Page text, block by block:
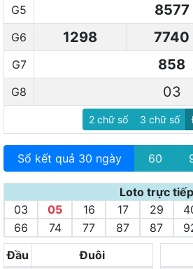
G5 8577
G6 1298 7740
G7 858
G8 03
2 chữ số 3 chữ số
Sổ kết quả 30 ngày 60
Loto trực tiếp
03
05 16 17 29
66
74 77 87 87
Đầu
Đuôi